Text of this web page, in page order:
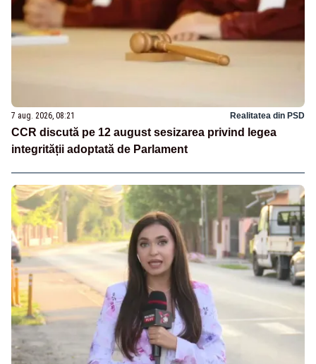
7 aug. 2026, 08:21 Realitatea din PSD
CCR discută pe 12 august sesizarea privind legea
integrității adoptată de Parlament